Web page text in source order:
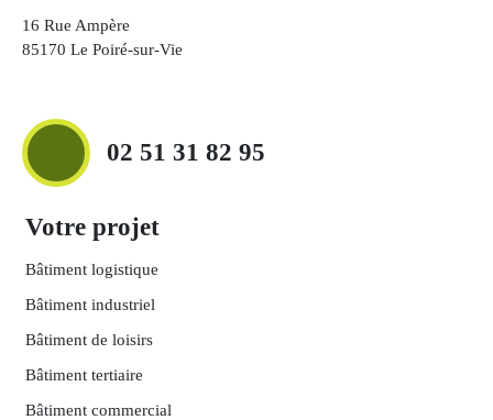
16 Rue Ampère
85170 Le Poiré-sur-Vie
02 51 31 82 95
Votre projet
Bâtiment logistique
Bâtiment industriel
Bâtiment de loisirs
Bâtiment tertiaire
Bâtiment commercial